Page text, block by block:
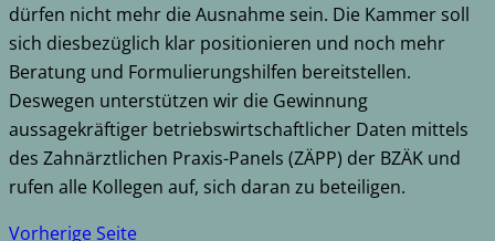
dürfen nicht mehr die Ausnahme sein. Die Kammer soll
sich diesbezüglich klar positionieren und noch mehr
Beratung und Formulierungshilfen bereitstellen.
Deswegen unterstützen wir die Gewinnung
aussagekräftiger betriebswirtschaftlicher Daten mittels
des Zahnärztlichen Praxis-Panels (ZÄPP) der BZÄK und
rufen alle Kollegen auf, sich daran zu beteiligen.
Vorherige Seite